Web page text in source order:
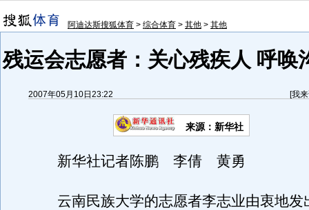
阿迪达斯搜狐体育 > 综合体育 > 其他 > 其他
残运会志愿者：关心残疾人 呼唤
2007年05月10日23:22 [我
来源：新华社
新华社记者陈鹏 李倩 黄勇
云南民族大学的志愿者李志业由衷地发